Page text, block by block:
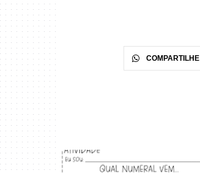
COMPARTILHE